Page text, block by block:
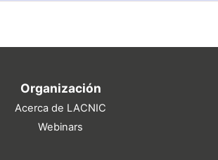
Organización
Acerca de LACNIC
Webinars